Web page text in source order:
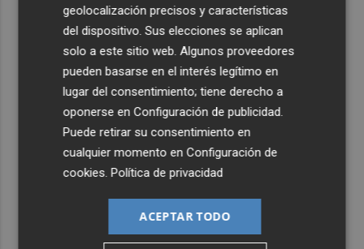
geolocalización precisos y características
del dispositivo. Sus elecciones se aplican
solo a este sitio web. Algunos proveedores
pueden basarse en el interés legítimo en
lugar del consentimiento; tiene derecho a
oponerse enConfiguración de publicidad
Puede retirar su consentimiento en
cualquier momento enConfiguración de
cookies .Política de privacidad
ACEPTAR TODO